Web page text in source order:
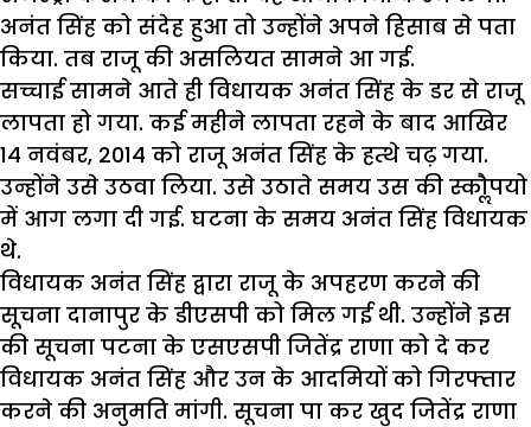
अनंत सिंह को संदेह हुआ तो उन्होंने अपने हिसाब से पता
किया. तब राजू की असलियत सामने आ गई.
सच्चाई सामने आते ही विधायक अनंत सिंह के डर से राजू
लापता हो गया. कई महीने लापता रहने के बाद आखिर
14 नवंबर, 2014 को राजू अनंत सिंह के हत्थे चढ़ गया.
उन्होंने उसे उठवा लिया. उसे उठाते समय उस की स्कौॢपयो
में आग लगा दी गई. घटना के समय अनंत सिंह विधायक
थे.
विधायक अनंत सिंह द्वारा राजू के अपहरण करने की
सूचना दानापुर के डीएसपी को मिल गई थी. उन्होंने इस
की सूचना पटना के एसएसपी जितेंद्र राणा को दे कर
विधायक अनंत सिंह और उन के आदमियों को गिरफ्तार
करने की अनुमति मांगी. सूचना पा कर खुद जितेंद्र राणा